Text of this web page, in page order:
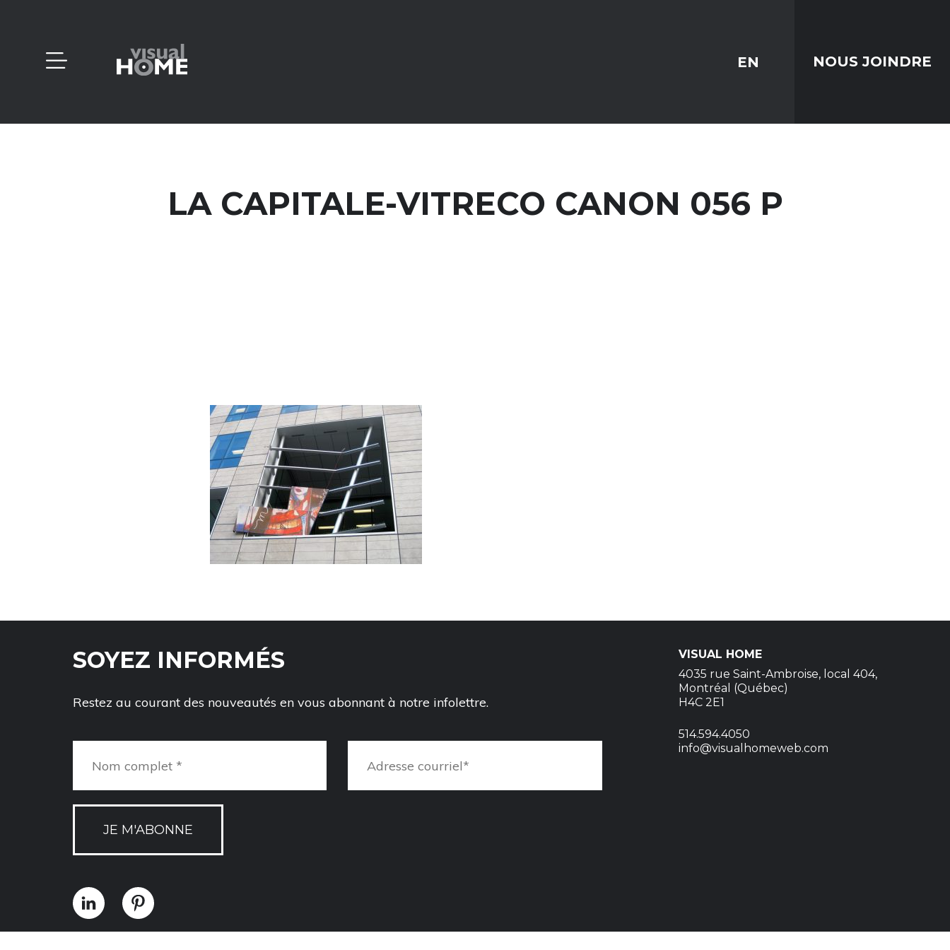
EN NOUS JOINDRE
LA CAPITALE-VITRECO CANON 056 P
SOYEZ INFORMÉS
Restez au courant des nouveautés en vous abonnant à notre infolettre.
JE M'ABONNE
VISUAL HOME
4035 rue Saint-Ambroise, local 404,
Montréal (Québec)
H4C 2E1
514.594.4050
info@visualhomeweb.com